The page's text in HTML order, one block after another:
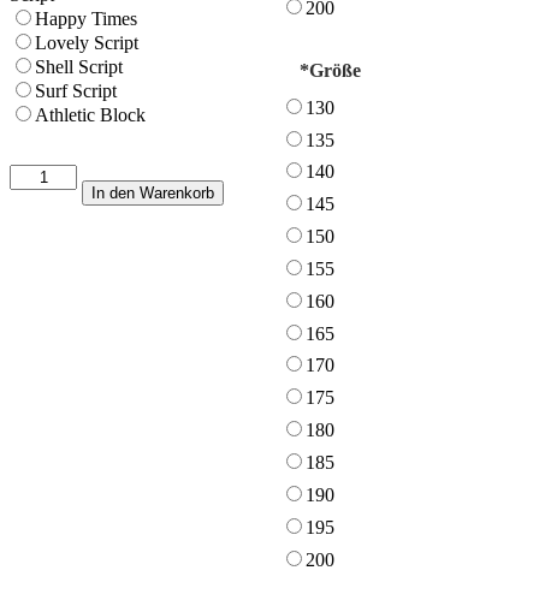
200
*Größe
130
135
140
145
150
155
160
165
170
175
180
185
190
195
200
Happy Times
Lovely Script
Shell Script
Surf Script
Athletic Block
Judo-
Gürtel
In den Warenkorb